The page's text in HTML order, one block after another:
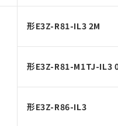
形E3Z-R81-IL3 2M
形E3Z-R81-M1TJ-IL3
形E3Z-R86-IL3